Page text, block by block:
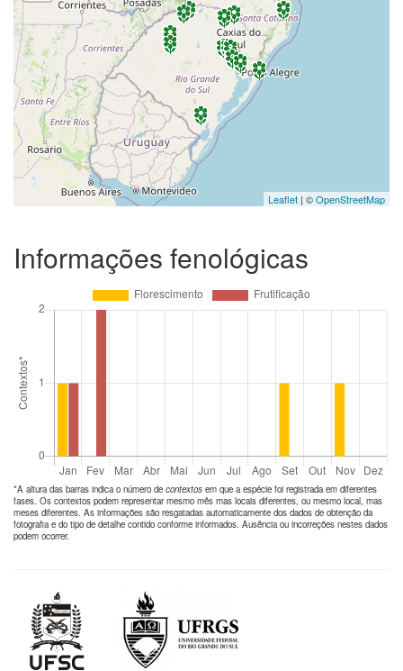
Leaflet | ©OpenStreetMap
Informações fenológicas
*A altura das barras indica o número de contextos em que a espécie foi registrada em diferentes
fases. Os contextos podem representar mesmo mês mas locais diferentes, ou mesmo local, mas
meses diferentes. As informações são resgatadas automaticamente dos dados de obtenção da
fotografia e do tipo de detalhe contido conforme informados. Ausência ou incorreções nestes dados
podem ocorrer.